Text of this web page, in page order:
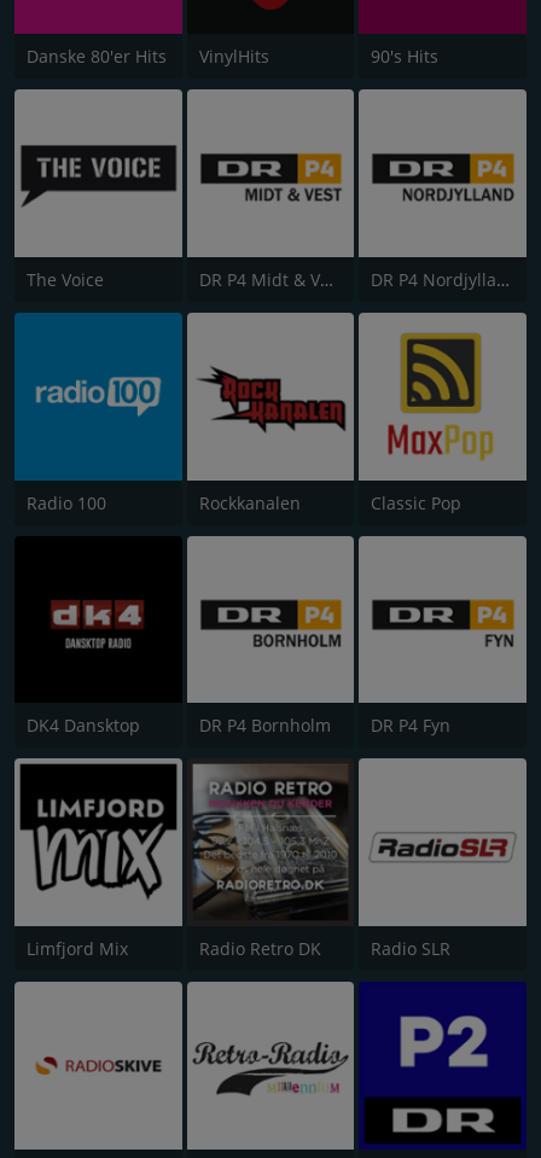
Danske 80'er Hits VinylHits 90's Hits
The Voice DR P4 Midt & Vest DR P4 Nordjylland
Radio 100 Rockkanalen Classic Pop
DK4 Dansktop DR P4 Bornholm DR P4 Fyn
Limfjord Mix Radio Retro DK Radio SLR